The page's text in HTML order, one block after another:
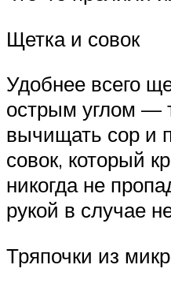
Щетка и совок
Удобнее всего
острым углом —
вычищать сор и
совок, который
никогда не
рукой в случае
Тряпочки из